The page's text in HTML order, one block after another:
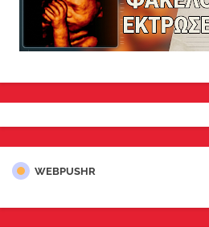
WEBPUSHR